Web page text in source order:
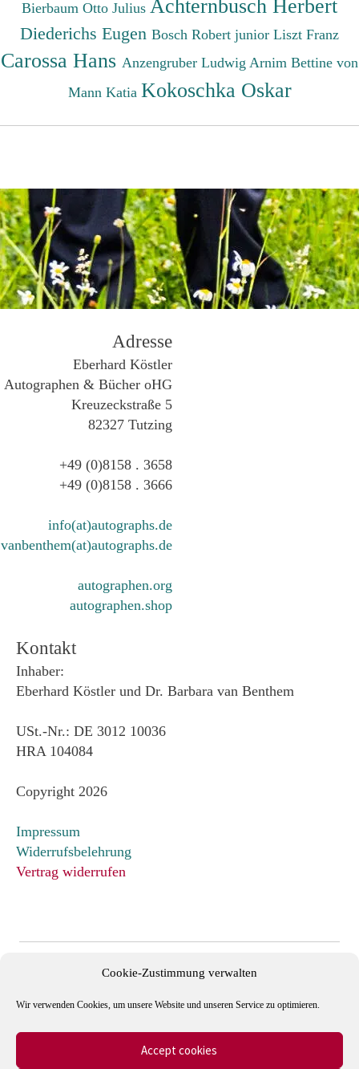
Cookie-Zustimmung verwalten
Wir verwenden Cookies, um unsere Website und unseren Service zu optimieren.
Accept cookies
Bierbaum Otto Julius Achternbusch Herbert
Diederichs Eugen Bosch Robert junior Liszt Franz
Carossa Hans Anzengruber Ludwig Arnim Bettine von
Mann Katia Kokoschka Oskar
Adresse
Eberhard Köstler
Autographen & Bücher oHG
Kreuzeckstraße 5
82327 Tutzing
+49 (0)8158 . 3658
+49 (0)8158 . 3666
info(at)autographs.de
vanbenthem(at)autographs.de
autographen.org
autographen.shop
Kontakt
Inhaber:
Eberhard Köstler und Dr. Barbara van Benthem
USt.-Nr.: DE 3012 10036
HRA 104084
Copyright 2026
Impressum
Widerrufsbelehrung
Vertrag widerrufen